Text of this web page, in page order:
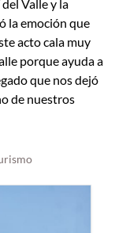
Valle y la
la emoción que
acto cala muy
porque ayuda a
que nos dejó
de nuestros